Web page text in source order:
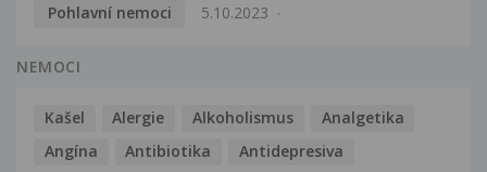
Pohlavní nemoci
5.10.2023
NEMOCI
Kašel Alergie Alkoholismus
Analgetika
Angína
Antibiotika
Antidepresiva